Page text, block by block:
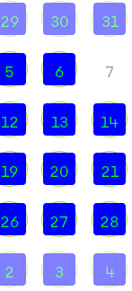
29 30 31
5 6 7
12 13 14
19 20 21
26 27 28
2 3 4